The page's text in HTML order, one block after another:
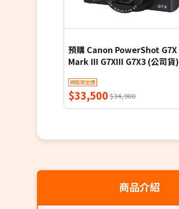
預購 Canon PowerShot G7X
Mark III G7XIII G7X3 (公司貨)
網路限定價
$33,500 $34,900
商品介紹